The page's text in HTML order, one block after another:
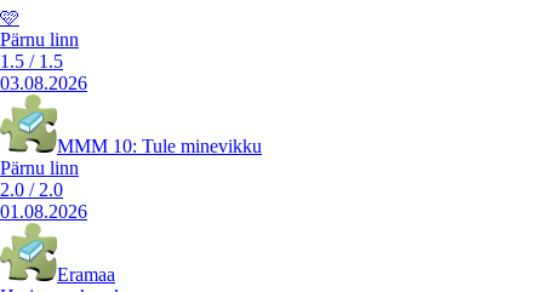
🩷
Pärnu linn
1.5 / 1.5
03.08.2026
MMM 10: Tule minevikku
Pärnu linn
2.0 / 2.0
01.08.2026
Eramaa